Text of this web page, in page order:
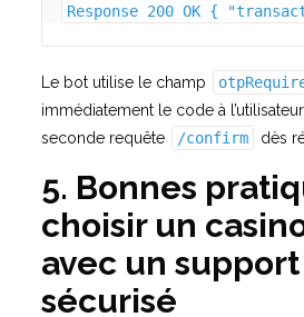
Response 200 OK {
Le bot utilise le champ
immédiatement le code à
seconde requête
/confirm dès
5. Bonnes
choisir un
avec un
sécurisé